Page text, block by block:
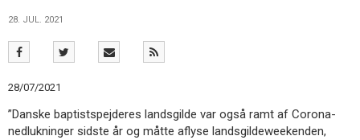
3.0:
Kalender
Inspiration
Værktøjskassen
7.0:
Om
BaptistKirken
8.0:
Kontakt
28. JUL. 2021
28/07/2021
”Danske baptistspejderes landsgilde var også ramt af Corona-
nedlukninger sidste år og måtte aflyse landsgildeweekenden,